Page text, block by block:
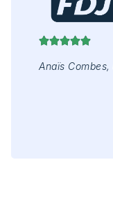
Anaïs Combes,